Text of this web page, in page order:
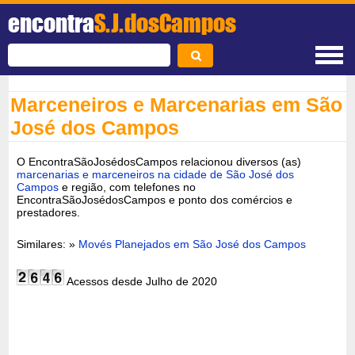
encontraS.J.dosCampos
Marceneiros e Marcenarias em São
José dos Campos
O EncontraSãoJosédosCampos relacionou diversos (as)
marcenarias e marceneiros na cidade de São José dos
Campos e região, com telefones no
EncontraSãoJosédosCampos e ponto dos comércios e
prestadores.
Similares: » Movés Planejados em São José dos Campos
Acessos desde Julho de 2020